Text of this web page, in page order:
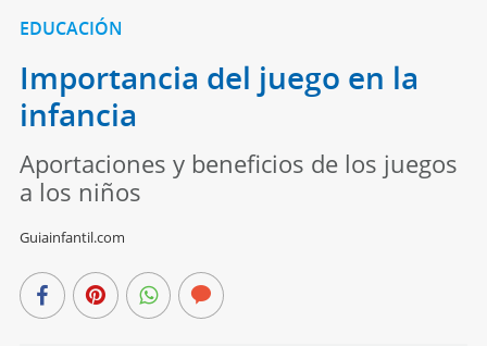
EDUCACIÓN
Importancia del juego en la
infancia
Aportaciones y beneficios de los juegos
a los niños
Guiainfantil.com